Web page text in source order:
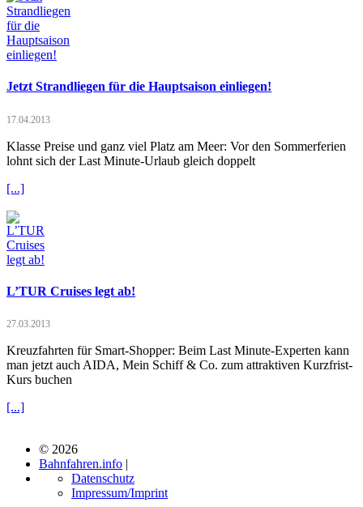
Jetzt Strandliegen für die Hauptsaison einliegen!
17.04.2013
Klasse Preise und ganz viel Platz am Meer: Vor den Sommerferien
lohnt sich der Last Minute-Urlaub gleich doppelt
[...]
L’TUR Cruises legt ab!
27.03.2013
Kreuzfahrten für Smart-Shopper: Beim Last Minute-Experten kann
man jetzt auch AIDA, Mein Schiff & Co. zum attraktiven Kurzfrist-
Kurs buchen
[...]
© 2026
Bahnfahren.info |
Datenschutz
Impressum/Imprint